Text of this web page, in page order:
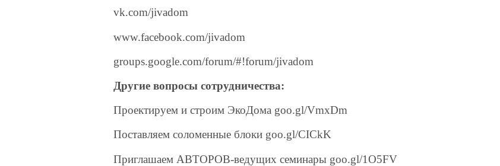
vk.com/jivadom
www.facebook.com/jivadom
groups.google.com/forum/#!forum/jivadom
Другие вопросы сотрудничества:
Проектируем и строим ЭкоДома goo.gl/VmxDm
Поставляем соломенные блоки goo.gl/CICkK
Приглашаем АВТОРОВ-ведущих семинары goo.gl/1O5FV